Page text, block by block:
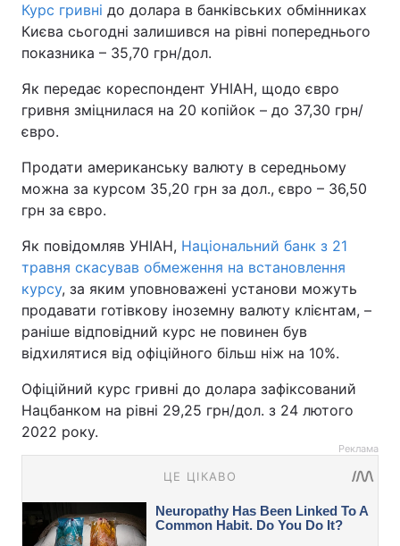
Курс гривні до долара в банківських обмінниках
Києва сьогодні залишився на рівні попереднього
показника – 35,70 грн/дол.
Як передає кореспондент УНІАН, щодо євро
гривня зміцнилася на 20 копійок – до 37,30 грн/
євро.
Продати американську валюту в середньому
можна за курсом 35,20 грн за дол., євро – 36,50
грн за євро.
Як повідомляв УНІАН, Національний банк з 21
травня скасував обмеження на встановлення
курсу, за яким уповноважені установи можуть
продавати готівкову іноземну валюту клієнтам, –
раніше відповідний курс не повинен був
відхилятися від офіційного більш ніж на 10%.
Офіційний курс гривні до долара зафіксований
Нацбанком на рівні 29,25 грн/дол. з 24 лютого
2022 року.
Реклама